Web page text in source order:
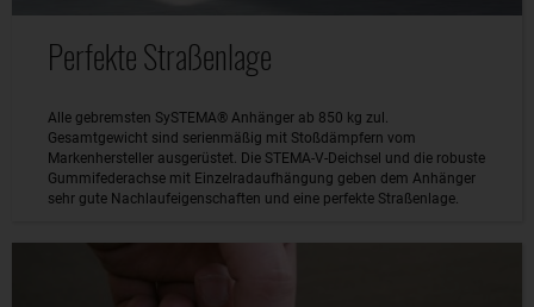
Perfekte Straßenlage
Alle gebremsten SySTEMA® Anhänger ab 850 kg zul.
Gesamtgewicht sind serienmäßig mit Stoßdämpfern vom
Markenhersteller ausgerüstet. Die STEMA-V-Deichsel und die robuste
Gummifederachse mit Einzelradaufhängung geben dem Anhänger
sehr gute Nachlaufeigenschaften und eine perfekte Straßenlage.